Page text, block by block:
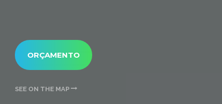
ORÇAMENTO
SEE ON THE MAP